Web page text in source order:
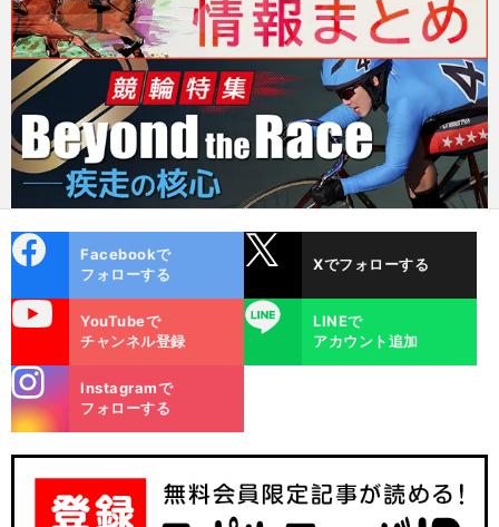
ok
Facebookで
フォローする
Xでフォローする
YouTubeで
チャンネル登録
LINE
LINEで
アカウント追加
m
Instagramで
フォローする